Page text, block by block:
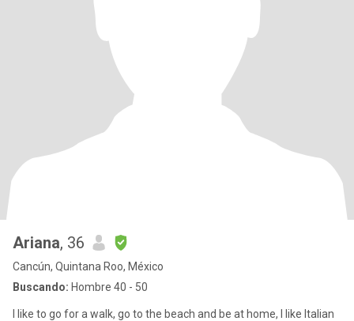
Ariana, 36
Cancún, Quintana Roo, México
Buscando: Hombre 40 - 50
I like to go for a walk, go to the beach and be at home, I like Italian